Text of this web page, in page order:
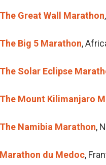
The Great Wall Marathon
The Big 5 Marathon,
The Solar Eclipse
The Mount Kilimanjaro
The Namibia Marathon,
Marathon du Medoc,